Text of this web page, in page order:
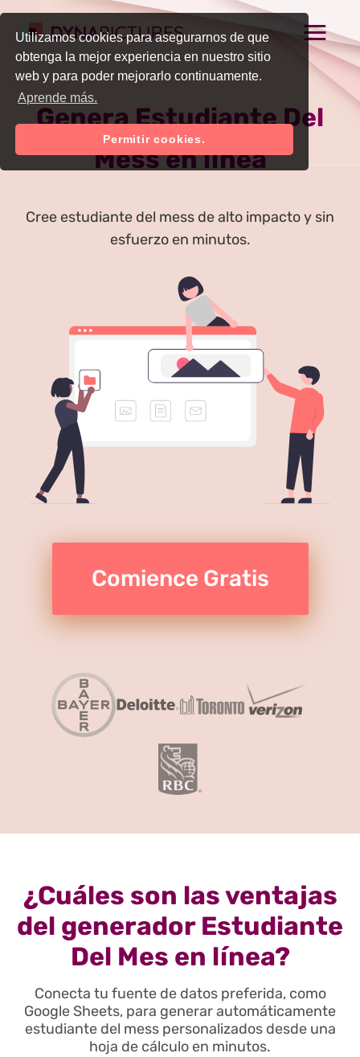
Utilizamos cookies para asegurarnos de que
obtenga la mejor experiencia en nuestro sitio
web y para poder mejorarlo continuamente.
Aprende más.
Permitir cookies.
Genera Estudiante Del
Mess en línea
Cree estudiante del mess de alto impacto y sin
esfuerzo en minutos.
Comience Gratis
¿Cuáles son las ventajas
del generador Estudiante
Del Mes en línea?
Conecta tu fuente de datos preferida, como
Google Sheets, para generar automáticamente
estudiante del mess personalizados desde una
hoja de cálculo en minutos.